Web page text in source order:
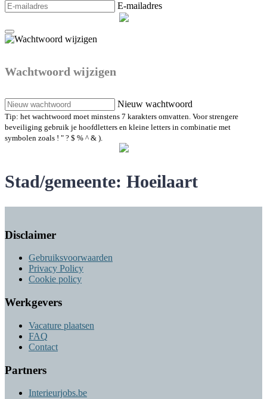
E-mailadres
Wachtwoord wijzigen
Nieuw wachtwoord
Tip: het wachtwoord moet minstens 7 karakters omvatten. Voor strengere
beveiliging gebruik je hoofdletters en kleine letters in combinatie met
symbolen zoals ! " ? $ % ^ & ).
Stad/gemeente: Hoeilaart
Disclaimer
Gebruiksvoorwaarden
Privacy Policy
Cookie policy
Werkgevers
Vacature plaatsen
FAQ
Contact
Partners
Interieurjobs.be